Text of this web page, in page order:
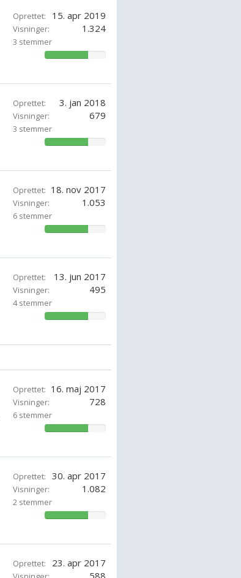
Oprettet: 15. apr 2019
Visninger: 1.324
3 stemmer
71.42857142857143%
Oprettet: 3. jan 2018
Visninger: 679
3 stemmer
71.42857142857143%
Oprettet: 18. nov 2017
Visninger: 1.053
6 stemmer
71.42857142857143%
Oprettet: 13. jun 2017
Visninger: 495
4 stemmer
71.42857142857143%
Oprettet: 16. maj 2017
Visninger: 728
6 stemmer
71.42857142857143%
Oprettet: 30. apr 2017
Visninger: 1.082
2 stemmer
71.42857142857143%
Oprettet: 23. apr 2017
588